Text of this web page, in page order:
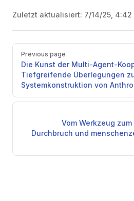
Zuletzt aktualisiert: 7/14/25, 4:42
Pager
Previous page
Die Kunst der Multi-Agent-
Tiefgreifende Überlegungen
Systemkonstruktion von
Vom Werkzeug
Durchbruch und